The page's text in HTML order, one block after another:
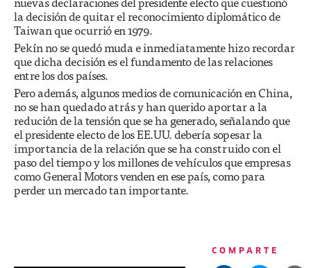
la decisión de quitar el reconocimiento diplomático de
Taiwan que ocurrió en 1979.
Pekín no se quedó muda e inmediatamente hizo recordar
que dicha decisión es el fundamento de las relaciones
entre los dos países.
Pero además, algunos medios de comunicación en China,
no se han quedado atrás y han querido aportar a la
redución de la tensión que se ha generado, señalando que
el presidente electo de los EE.UU. debería sopesar la
importancia de la relación que se ha construido con el
paso del tiempo y los millones de vehículos que empresas
como General Motors venden en ese país, como para
perder un mercado tan importante.
COMPARTE